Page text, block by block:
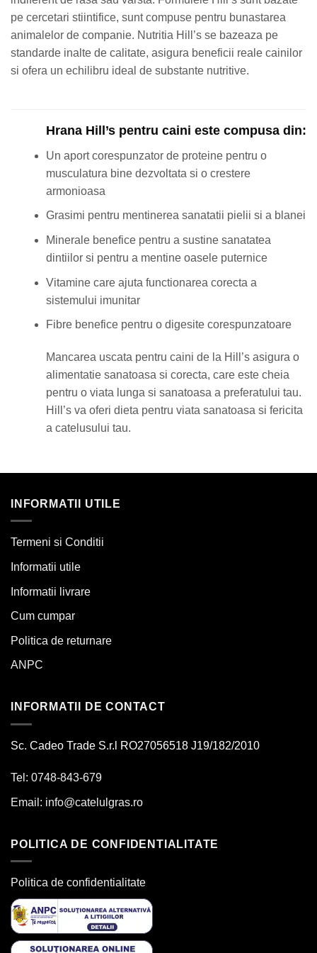
pe cercetari stiintifice, sunt compuse pentru bunastarea
animalelor de companie. Nutritia Hill’s se bazeaza pe
standarde inalte de calitate, asigura beneficii reale cainilor
si ofera un echilibru ideal de substante nutritive.
Hrana Hill’s pentru caini este compusa din:
Un aport corespunzator de proteine pentru o
musculatura bine dezvoltata si o crestere
armonioasa
Grasimi pentru mentinerea sanatatii pielii si a blanei
Minerale benefice pentru a sustine sanatatea
dintiilor si pentru a mentine oasele puternice
Vitamine care ajuta functionarea corecta a
sistemului imunitar
Fibre benefice pentru o digesite corespunzatoare
Mancarea uscata pentru caini de la Hill’s asigura o
alimentatie sanatoasa si corecta, care este cheia
pentru o viata lunga si sanatoasa a preferatului tau.
Hill’s va oferi dieta pentru viata sanatoasa si fericita
a catelusului tau.
INFORMATII UTILE
Termeni si Conditii
Informatii utile
Informatii livrare
Cum cumpar
Politica de returnare
ANPC
INFORMATII DE CONTACT
Sc. Cadeo Trade S.r.l RO27056518 J19/182/2010
Tel: 0748-843-679
Email: info@catelulgras.ro
POLITICA DE CONFIDENTIALITATE
Politica de confidentialitate